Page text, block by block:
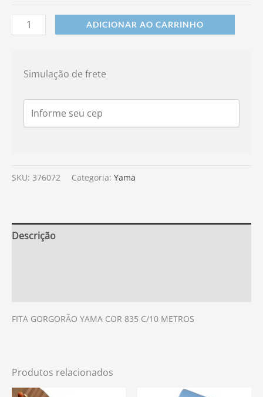
ADICIONAR AO CARRINHO
Simulação de frete
SKU: 376072 Categoria: Yama
Descrição
FITA GORGORÃO YAMA COR 835 C/10 METROS
Produtos relacionados